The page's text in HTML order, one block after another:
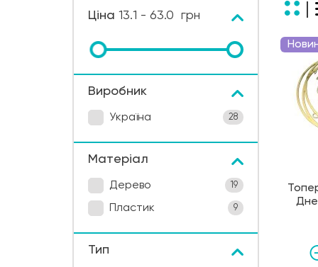
13.1 - 63.0 грн
Ціна
Виробник
Україна 28
Матеріал
Дерево 19
Пластик 9
Тип